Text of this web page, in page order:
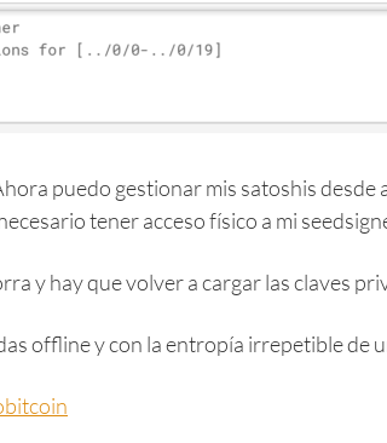
puedo gestionar mis satoshis
tener acceso físico a mi
y hay que volver a cargar las claves
offline y con la entropía irrepetible de